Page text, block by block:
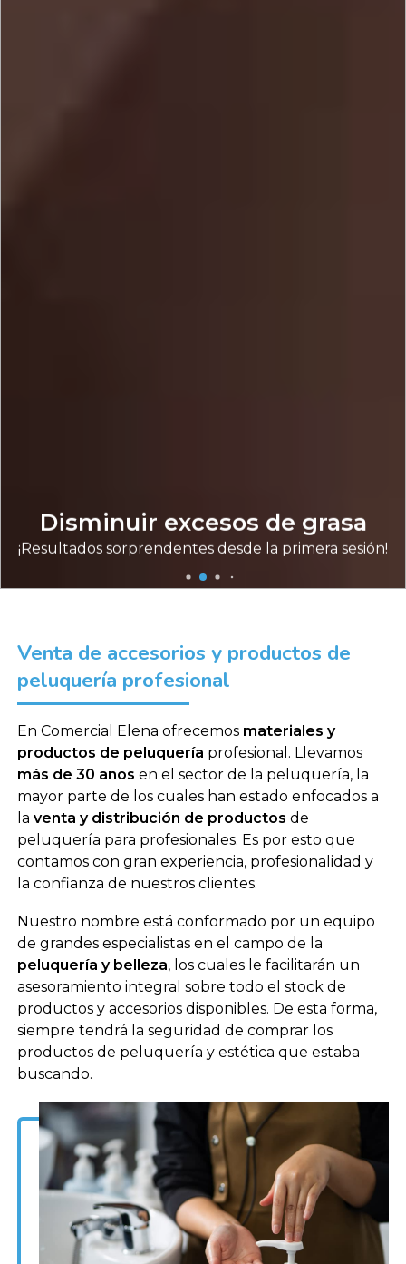
Su lifting de pestañas en 20
Venta de accesorios y productos de
peluquería profesional
En Comercial Elena ofrecemos materiales y
productos de peluquería profesional. Llevamos
más de 30 años en el sector de la peluquería, la
mayor parte de los cuales han estado enfocados a
la venta y distribución de productos de
peluquería para profesionales. Es por esto que
contamos con gran experiencia, profesionalidad y
la confianza de nuestros clientes.
Nuestro nombre está conformado por un equipo
de grandes especialistas en el campo de la
peluquería y belleza, los cuales le facilitarán un
asesoramiento integral sobre todo el stock de
productos y accesorios disponibles. De esta forma,
siempre tendrá la seguridad de comprar los
productos de peluquería y estética que estaba
buscando.